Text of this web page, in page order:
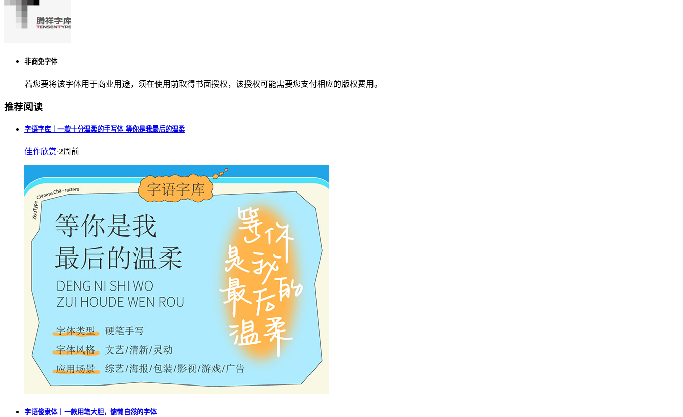
非商免字体
若您要将该字体用于商业用途，须在使用前取得书面授权，该授权可能需要您支付相应的版权费用。
推荐阅读
字语字库｜一款十分温柔的手写体-等你是我最后的温柔
佳作欣赏·2周前
字语俊隶体｜一款用笔大胆，慵懒自然的字体